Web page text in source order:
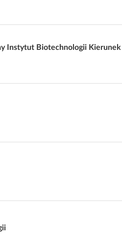
Instytut Biotechnologii Kierunek